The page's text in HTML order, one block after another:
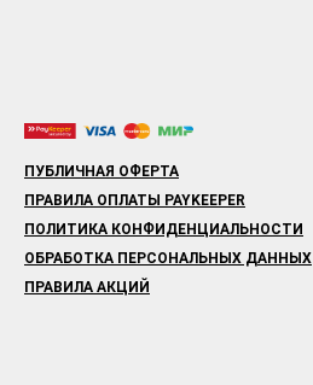
ПУБЛИЧНАЯ ОФЕРТА
ПРАВИЛА ОПЛАТЫ PAYKEEPER
ПОЛИТИКА КОНФИДЕНЦИАЛЬНОСТИ
ОБРАБОТКА ПЕРСОНАЛЬНЫХ ДАННЫХ
ПРАВИЛА АКЦИЙ